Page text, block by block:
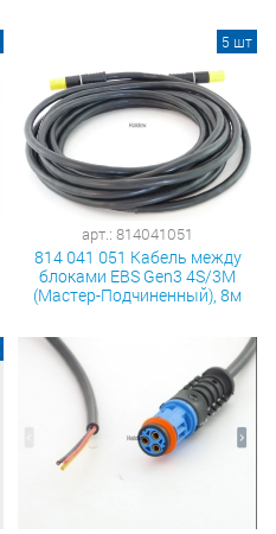
арт.: 814041051
814 041 051 Кабель между
блоками EBS Gen3 4S/3M
(Мастер-Подчиненный), 8м
5 шт